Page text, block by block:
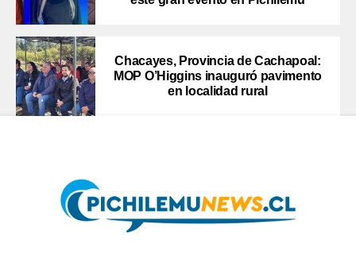
Chacayes, Provincia de Cachapoal:
MOP O’Higgins inauguró pavimento
en localidad rural